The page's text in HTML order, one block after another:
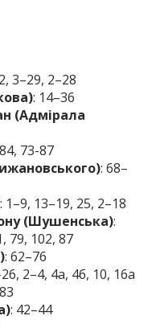
3–29, 2–28
: 14–36
(Адмірала
73-87
: 68–
: 1–9, 13–19, 25, 2–18
(Шушенська):
79, 102, 87
: 62–76
2–4, 4а, 4б, 10, 16а
: 42–44